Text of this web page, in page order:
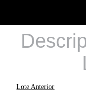
Lote Anterior